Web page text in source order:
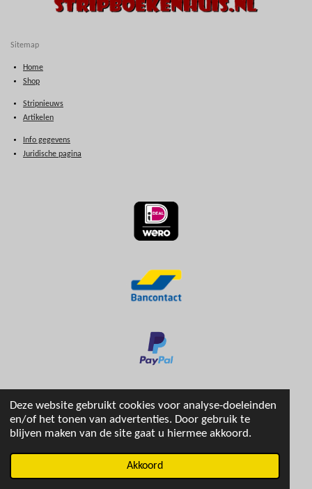
Deze website gebruikt cookies voor analyse-doeleinden
en/of het tonen van advertenties. Door gebruik te
blijven maken van de site gaat u hiermee akkoord.
Akkoord
Sitemap
Home
Shop
Stripnieuws
Artikelen
Info gegevens
Juridische pagina